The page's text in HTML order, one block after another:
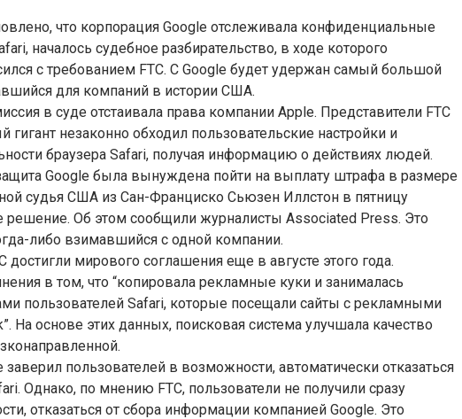
что корпорация Google отслеживала конфиденциальные
началось судебное разбирательство, в ходе которого
с требованием FTC. С Google будет удержан самый большой
для компаний в истории США.
в суде отстаивала права компании Apple. Представители FTC
незаконно обходил пользовательские настройки и
браузера Safari, получая информацию о действиях людей.
Google была вынуждена пойти на выплату штрафа в размере
судья США из Сан-Франциско Сьюзен Иллстон в пятницу
решение. Об этом сообщили журналисты Associated Press. Это
либо взимавшийся с одной компании.
достигли мирового соглашения еще в августе этого года.
в том, что “копировала рекламные куки и занималась
пользователей Safari, которые посещали сайты с рекламными
На основе этих данных, поисковая система улучшала качество
заверил пользователей в возможности, автоматически отказаться
Однако, по мнению FTC, пользователи не получили сразу
отказаться от сбора информации компанией Google. Это